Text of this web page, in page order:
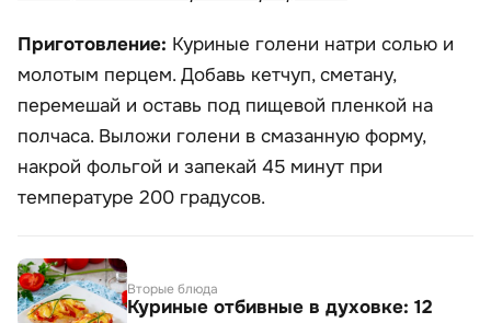
Приготовление: Куриные голени натри солью и
молотым перцем. Добавь кетчуп, сметану,
перемешай и оставь под пищевой пленкой на
полчаса. Выложи голени в смазанную форму,
накрой фольгой и запекай 45 минут при
температуре 200 градусов.
Вторые блюда
Куриные отбивные в духовке: 12